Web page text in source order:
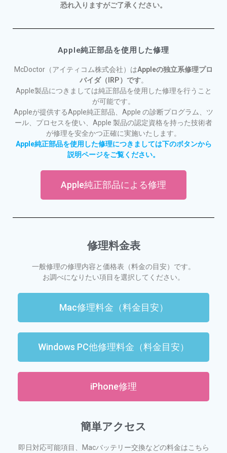
恐れ入りますがご了承ください。
Apple純正部品を使用した修理
McDoctor（アイティコム株式会社）はAppleの独立系修理プロ
バイダ（IRP）です。
Apple製品につきましては純正部品を使用した修理を行うこと
が可能です。
Appleが提供するApple純正部品、Apple の診断プログラム、ツ
ール、プロセスを使い、Apple 製品の認定資格を持った技術者
が修理を安全かつ正確に実施いたします。
Apple純正部品を使用した修理につきましては下のボタンから
説明ページをご覧ください。
Apple純正部品による修理
修理料金表
一般修理の修理内容と価格表（料金の目安）です。
お調べになりたい項目を選択してください。
Mac修理料金（料金目安）
Windows PC他修理料金（料金目安）
iPhone修理
簡単アクセス
即日対応可能項目、Macバッテリー交換などの料金はこちら